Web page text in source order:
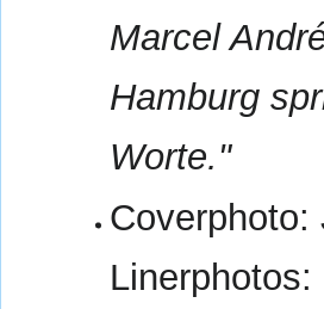
Marcel
Hamburg
Worte."
Coverphoto: